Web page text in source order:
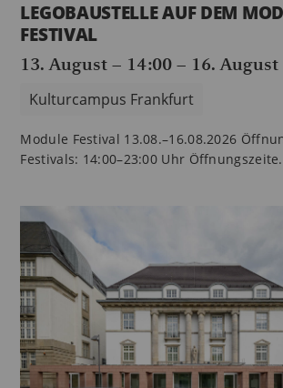
LEGOBAUSTELLE AUF DEM
FESTIVAL
13. August – 14:00– 16.
Kulturcampus Frankfurt
Module Festival 13.08.–16.08.2026
Festivals: 14:00–23:00 Uhr